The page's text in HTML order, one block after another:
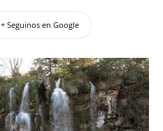
+ Seguinos en Google